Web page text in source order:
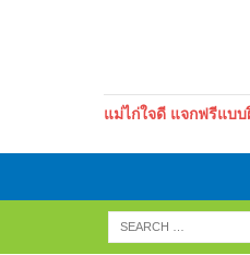
แม่ไก่ใจดี แจกฟรีแบ